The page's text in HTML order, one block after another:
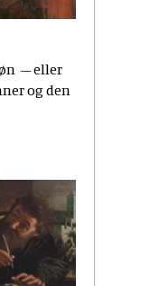
– eller
og den